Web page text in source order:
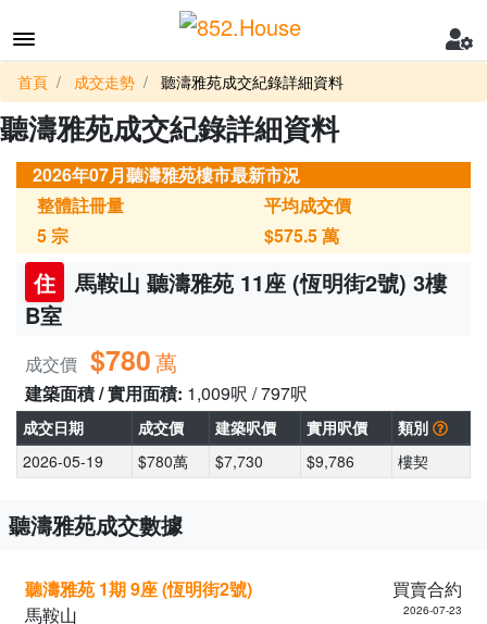
首頁 成交走勢 聽濤雅苑成交紀錄詳細資料
聽濤雅苑成交紀錄詳細資料
2026年07月聽濤雅苑樓市最新市況
整體註冊量
5宗
平均成交價
$575.5萬
住
馬鞍山 聽濤雅苑 11座 (恆明街2號) 3樓
B室
成交價 $780萬
建築面積 / 實用面積: 1,009呎 / 797呎
成交日期 成交價 建築呎價 實用呎價
類別
2026-05-19
$780萬 $7,730 $9,786 樓契
聽濤雅苑成交數據
聽濤雅苑 1期 9座 (恆明街2號)
買賣合約
馬鞍山
2026-07-23